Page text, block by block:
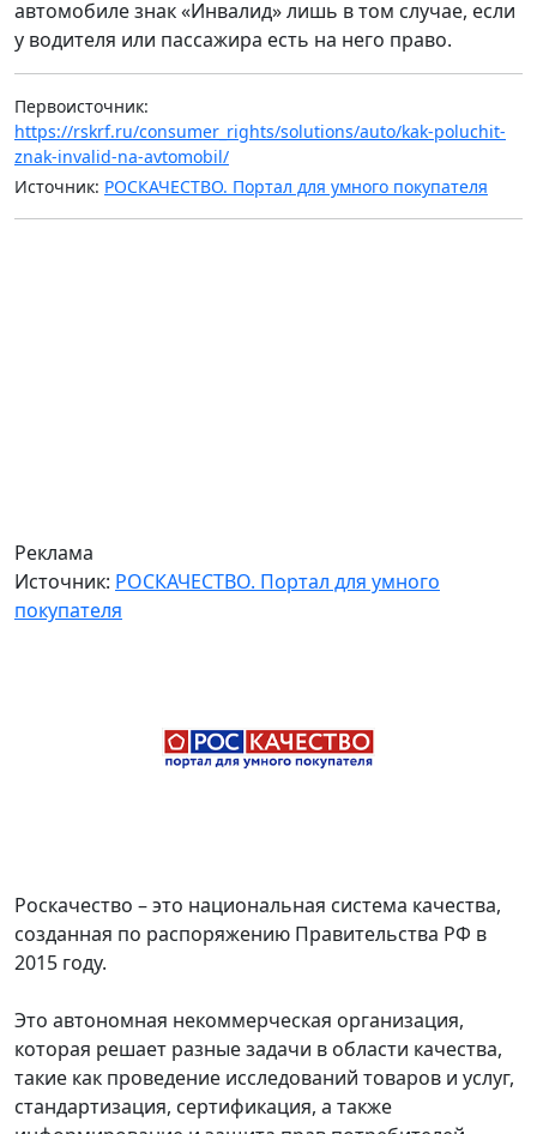
автомобиле знак «Инвалид» лишь в том случае, если
у водителя или пассажира есть на него право.
Первоисточник:
https://rskrf.ru/consumer_rights/solutions/auto/kak-poluchit-
znak-invalid-na-avtomobil/
Источник: РОСКАЧЕСТВО. Портал для умного покупателя
Реклама
Источник: РОСКАЧЕСТВО. Портал для умного
покупателя
Роскачество – это национальная система качества,
созданная по распоряжению Правительства РФ в
2015 году.
Это автономная некоммерческая организация,
которая решает разные задачи в области качества,
такие как проведение исследований товаров и услуг,
стандартизация, сертификация, а также